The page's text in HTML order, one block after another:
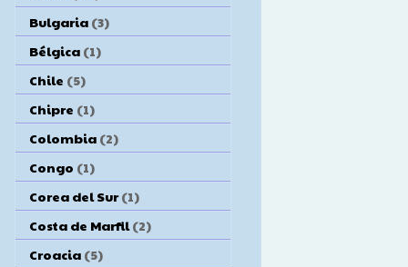
Bulgaria (3)
Bélgica (1)
Chile (5)
Chipre (1)
Colombia (2)
Congo (1)
Corea del Sur (1)
Costa de Marfil (2)
Croacia (5)